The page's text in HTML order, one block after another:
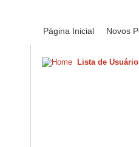
Página Inicial Novos
Lista de